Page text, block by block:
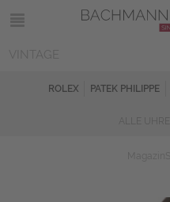
ROLEX PATEK PHILIPPE